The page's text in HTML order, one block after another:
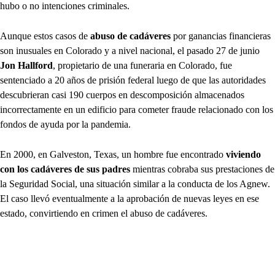
hubo o no intenciones criminales.
Aunque estos casos de abuso de cadáveres por ganancias financieras
son inusuales en Colorado y a nivel nacional, el pasado 27 de junio
Jon Hallford, propietario de una funeraria en Colorado, fue
sentenciado a 20 años de prisión federal luego de que las autoridades
descubrieran casi 190 cuerpos en descomposición almacenados
incorrectamente en un edificio para cometer fraude relacionado con los
fondos de ayuda por la pandemia.
En 2000, en Galveston, Texas, un hombre fue encontrado viviendo
con los cadáveres de sus padres mientras cobraba sus prestaciones de
la Seguridad Social, una situación similar a la conducta de los Agnew.
El caso llevó eventualmente a la aprobación de nuevas leyes en ese
estado, convirtiendo en crimen el abuso de cadáveres.